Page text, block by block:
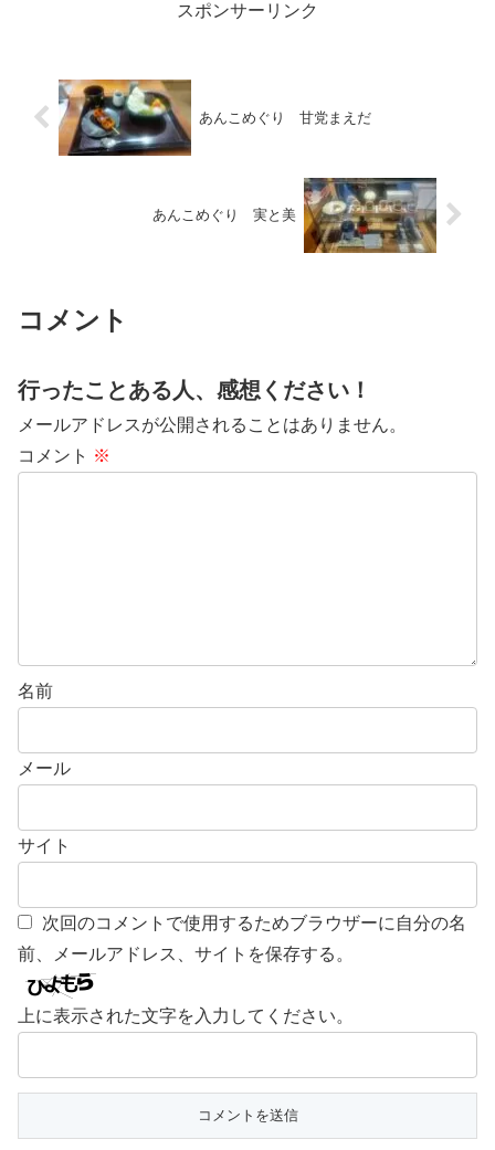
スポンサーリンク
あんこめぐり 甘党まえだ
あんこめぐり 実と美
コメント
行ったことある人、感想ください！
メールアドレスが公開されることはありません。
コメント ※
名前
メール
サイト
次回のコメントで使用するためブラウザーに自分の名
前、メールアドレス、サイトを保存する。
上に表示された文字を入力してください。